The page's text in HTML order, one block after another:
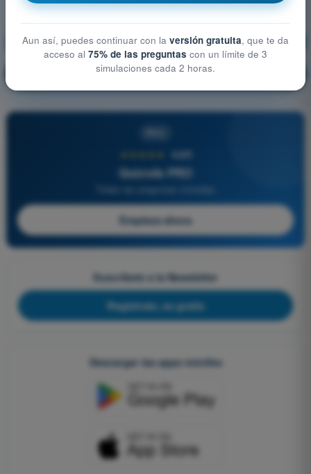
Derecho Aéreo ¡Entrenamiento!
PRO Explicación de la pregunta
4,6/5
Quizvds PRO
Empieza ahora
Suscríbete a la Newsletter
Regístrate, es gratis
Descargar las apps móviles
Aun así, puedes continuar con la versión gratuita, que te da
acceso al 75% de las preguntas con un límite de 3
simulaciones cada 2 horas.